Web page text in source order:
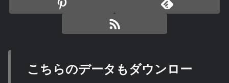
こちらのデータもダウンロー